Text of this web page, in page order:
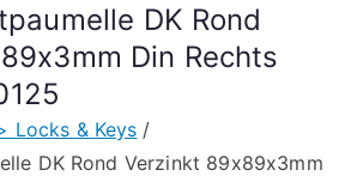
DK Rond
Din Rechts
Locks & Keys
DK Rond Verzinkt 89x89x3mm